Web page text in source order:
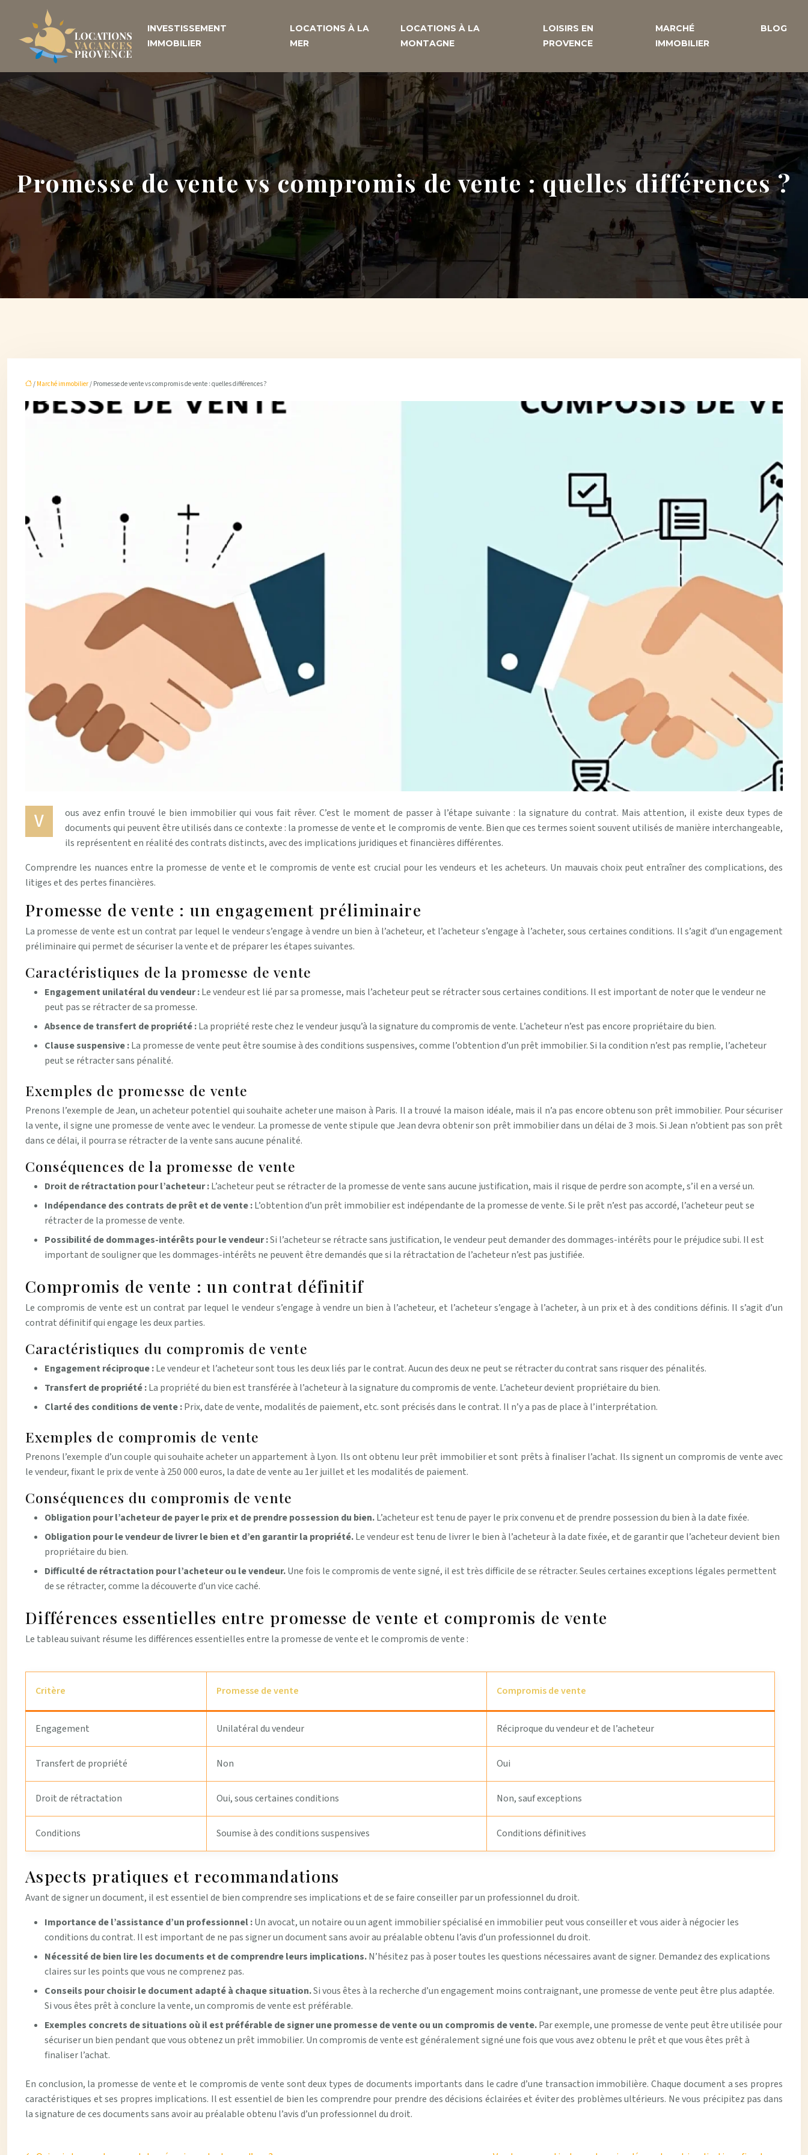
INVESTISSEMENT
IMMOBILIER
LOCATIONS À LA
MER
LOCATIONS À LA
MONTAGNE
LOISIRS EN
PROVENCE
MARCHÉ
IMMOBILIER
BLOG
Promesse de vente vs compromis de vente : quelles différences ?
/ Marché immobilier/ Promesse de vente vs compromis de vente : quelles différences ?
V
ous avez enfin trouvé le bien immobilier qui vous fait rêver. C’est le moment de passer à l’étape suivante : la signature du contrat. Mais attention, il existe deux types de
documents qui peuvent être utilisés dans ce contexte : la promesse de vente et le compromis de vente. Bien que ces termes soient souvent utilisés de manière interchangeable,
ils représentent en réalité des contrats distincts, avec des implications juridiques et financières différentes.
Comprendre les nuances entre la promesse de vente et le compromis de vente est crucial pour les vendeurs et les acheteurs. Un mauvais choix peut entraîner des complications, des
litiges et des pertes financières.
Promesse de vente : un engagement préliminaire
La promesse de vente est un contrat par lequel le vendeur s’engage à vendre un bien à l’acheteur, et l’acheteur s’engage à l’acheter, sous certaines conditions. Il s’agit d’un engagement
préliminaire qui permet de sécuriser la vente et de préparer les étapes suivantes.
Caractéristiques de la promesse de vente
Engagement unilatéral du vendeur :Le vendeur est lié par sa promesse, mais l’acheteur peut se rétracter sous certaines conditions. Il est important de noter que le vendeur ne
peut pas se rétracter de sa promesse.
Absence de transfert de propriété :La propriété reste chez le vendeur jusqu’à la signature du compromis de vente. L’acheteur n’est pas encore propriétaire du bien.
Clause suspensive :La promesse de vente peut être soumise à des conditions suspensives, comme l’obtention d’un prêt immobilier. Si la condition n’est pas remplie, l’acheteur
peut se rétracter sans pénalité.
Exemples de promesse de vente
Prenons l’exemple de Jean, un acheteur potentiel qui souhaite acheter une maison à Paris. Il a trouvé la maison idéale, mais il n’a pas encore obtenu son prêt immobilier. Pour sécuriser
la vente, il signe une promesse de vente avec le vendeur. La promesse de vente stipule que Jean devra obtenir son prêt immobilier dans un délai de 3 mois. Si Jean n’obtient pas son prêt
dans ce délai, il pourra se rétracter de la vente sans aucune pénalité.
Conséquences de la promesse de vente
Droit de rétractation pour l’acheteur :L’acheteur peut se rétracter de la promesse de vente sans aucune justification, mais il risque de perdre son acompte, s’il en a versé un.
Indépendance des contrats de prêt et de vente :L’obtention d’un prêt immobilier est indépendante de la promesse de vente. Si le prêt n’est pas accordé, l’acheteur peut se
rétracter de la promesse de vente.
Possibilité de dommages-intérêts pour le vendeur :Si l’acheteur se rétracte sans justification, le vendeur peut demander des dommages-intérêts pour le préjudice subi. Il est
important de souligner que les dommages-intérêts ne peuvent être demandés que si la rétractation de l’acheteur n’est pas justifiée.
Compromis de vente : un contrat définitif
Le compromis de vente est un contrat par lequel le vendeur s’engage à vendre un bien à l’acheteur, et l’acheteur s’engage à l’acheter, à un prix et à des conditions définis. Il s’agit d’un
contrat définitif qui engage les deux parties.
Caractéristiques du compromis de vente
Engagement réciproque :Le vendeur et l’acheteur sont tous les deux liés par le contrat. Aucun des deux ne peut se rétracter du contrat sans risquer des pénalités.
Transfert de propriété :La propriété du bien est transférée à l’acheteur à la signature du compromis de vente. L’acheteur devient propriétaire du bien.
Clarté des conditions de vente :Prix, date de vente, modalités de paiement, etc. sont précisés dans le contrat. Il n’y a pas de place à l’interprétation.
Exemples de compromis de vente
Prenons l’exemple d’un couple qui souhaite acheter un appartement à Lyon. Ils ont obtenu leur prêt immobilier et sont prêts à finaliser l’achat. Ils signent un compromis de vente avec
le vendeur, fixant le prix de vente à 250 000 euros, la date de vente au 1er juillet et les modalités de paiement.
Conséquences du compromis de vente
Obligation pour l’acheteur de payer le prix et de prendre possession du bien.L’acheteur est tenu de payer le prix convenu et de prendre possession du bien à la date fixée.
Obligation pour le vendeur de livrer le bien et d’en garantir la propriété.Le vendeur est tenu de livrer le bien à l’acheteur à la date fixée, et de garantir que l’acheteur devient bien
propriétaire du bien.
Difficulté de rétractation pour l’acheteur ou le vendeur.Une fois le compromis de vente signé, il est très difficile de se rétracter. Seules certaines exceptions légales permettent
de se rétracter, comme la découverte d’un vice caché.
Différences essentielles entre promesse de vente et compromis de vente
Le tableau suivant résume les différences essentielles entre la promesse de vente et le compromis de vente :
Critère Promesse de vente Compromis de vente
Engagement Unilatéral du vendeur Réciproque du vendeur et de l’acheteur
Transfert de propriété Non Oui
Droit de rétractation Oui, sous certaines conditions Non, sauf exceptions
Conditions Soumise à des conditions suspensives Conditions définitives
Aspects pratiques et recommandations
Avant de signer un document, il est essentiel de bien comprendre ses implications et de se faire conseiller par un professionnel du droit.
Importance de l’assistance d’un professionnel :Un avocat, un notaire ou un agent immobilier spécialisé en immobilier peut vous conseiller et vous aider à négocier les
conditions du contrat. Il est important de ne pas signer un document sans avoir au préalable obtenu l’avis d’un professionnel du droit.
Nécessité de bien lire les documents et de comprendre leurs implications.N’hésitez pas à poser toutes les questions nécessaires avant de signer. Demandez des explications
claires sur les points que vous ne comprenez pas.
Conseils pour choisir le document adapté à chaque situation.Si vous êtes à la recherche d’un engagement moins contraignant, une promesse de vente peut être plus adaptée.
Si vous êtes prêt à conclure la vente, un compromis de vente est préférable.
Exemples concrets de situations où il est préférable de signer une promesse de vente ou un compromis de vente.Par exemple, une promesse de vente peut être utilisée pour
sécuriser un bien pendant que vous obtenez un prêt immobilier. Un compromis de vente est généralement signé une fois que vous avez obtenu le prêt et que vous êtes prêt à
finaliser l’achat.
En conclusion, la promesse de vente et le compromis de vente sont deux types de documents importants dans le cadre d’une transaction immobilière. Chaque document a ses propres
caractéristiques et ses propres implications. Il est essentiel de bien les comprendre pour prendre des décisions éclairées et éviter des problèmes ultérieurs. Ne vous précipitez pas dans
la signature de ces documents sans avoir au préalable obtenu l’avis d’un professionnel du droit.